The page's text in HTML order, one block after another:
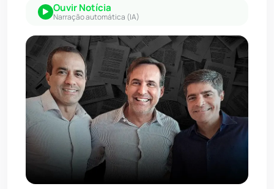
Ouvir Notícia
Narração automática (IA)